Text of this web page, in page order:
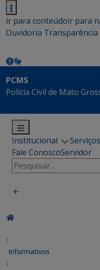
ir para conteúdoir para
Ouvidoria Transparência
PCMS
Polícia Civil de Mato
Institucional Serviços
Fale ConoscoServidor
Pesquisar
por:
Informativos